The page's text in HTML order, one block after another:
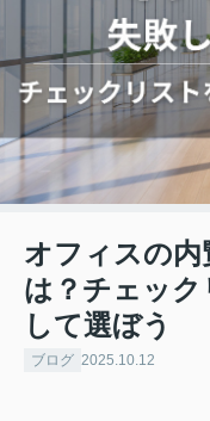
オフィスの
は？チェッ
して選ぼう
ブログ 2025.10.12